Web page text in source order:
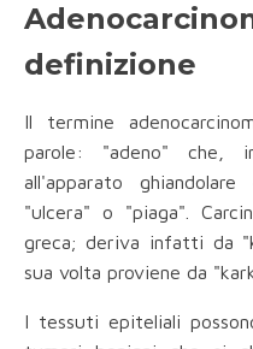
definizione
Il termine
parole: "adeno" che,
all'apparato
"ulcera" o "piaga".
greca; deriva infatti da
sua volta proviene da
I tessuti epiteliali